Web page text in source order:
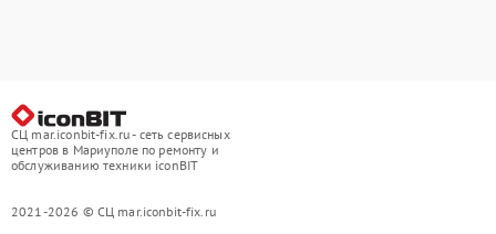
СЦ mar.iconbit-fix.ru - сеть сервисных
центров в Мариуполе по ремонту и
обслуживанию техники iconBIT
2021-2026 © СЦ mar.iconbit-fix.ru